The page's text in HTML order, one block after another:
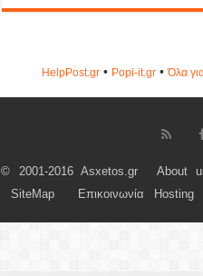
HelpPost.gr• Popi-it.gr•Όλα
© 2001-2016 Asxetos.gr About
SiteMap
Επικοινωνία Hosting